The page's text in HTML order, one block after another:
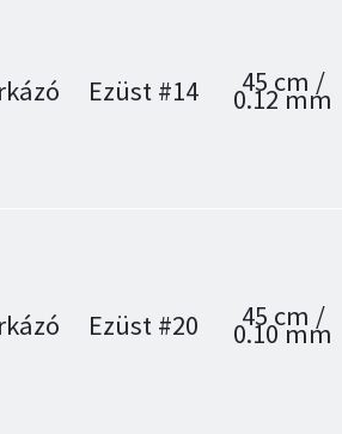
Ezüst #14 45 cm /
0.12 mm
Ezüst #20 45 cm /
0.10 mm